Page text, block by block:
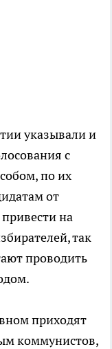
указывали и
с
по их
от
на
так
проводить
приходят
коммунистов,